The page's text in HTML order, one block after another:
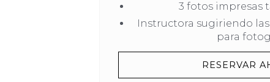
3 fotos impresas
Instructora sugiriendo
para
RESERVAR